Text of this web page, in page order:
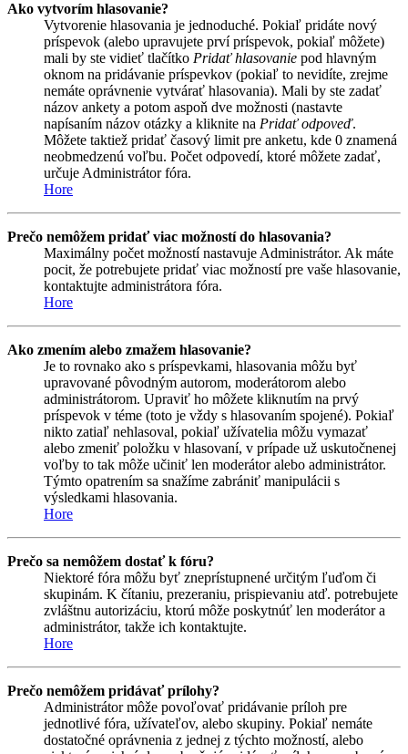
Ako vytvorím hlasovanie?
Vytvorenie hlasovania je jednoduché. Pokiaľ pridáte nový
príspevok (alebo upravujete prví príspevok, pokiaľ môžete)
mali by ste vidieť tlačítko Pridať hlasovanie pod hlavným
oknom na pridávanie príspevkov (pokiaľ to nevidíte, zrejme
nemáte oprávnenie vytvárať hlasovania). Mali by ste zadať
názov ankety a potom aspoň dve možnosti (nastavte
napísaním názov otázky a kliknite na Pridať odpoveď.
Môžete taktiež pridať časový limit pre anketu, kde 0 znamená
neobmedzenú voľbu. Počet odpovedí, ktoré môžete zadať,
určuje Administrátor fóra.
Hore
Prečo nemôžem pridať viac možností do hlasovania?
Maximálny počet možností nastavuje Administrátor. Ak máte
pocit, že potrebujete pridať viac možností pre vaše hlasovanie,
kontaktujte administrátora fóra.
Hore
Ako zmením alebo zmažem hlasovanie?
Je to rovnako ako s príspevkami, hlasovania môžu byť
upravované pôvodným autorom, moderátorom alebo
administrátorom. Upraviť ho môžete kliknutím na prvý
príspevok v téme (toto je vždy s hlasovaním spojené). Pokiaľ
nikto zatiaľ nehlasoval, pokiaľ užívatelia môžu vymazať
alebo zmeniť položku v hlasovaní, v prípade už uskutočnenej
voľby to tak môže učiniť len moderátor alebo administrátor.
Týmto opatrením sa snažíme zabrániť manipulácii s
výsledkami hlasovania.
Hore
Prečo sa nemôžem dostať k fóru?
Niektoré fóra môžu byť zneprístupnené určitým ľuďom či
skupinám. K čítaniu, prezeraniu, prispievaniu atď. potrebujete
zvláštnu autorizáciu, ktorú môže poskytnúť len moderátor a
administrátor, takže ich kontaktujte.
Hore
Prečo nemôžem pridávať prílohy?
Administrátor môže povoľovať pridávanie príloh pre
jednotlivé fóra, užívateľov, alebo skupiny. Pokiaľ nemáte
dostatočné oprávnenia z jednej z týchto možností, alebo